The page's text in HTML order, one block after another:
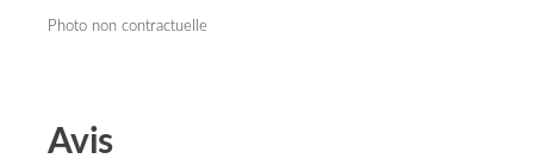
Photo non contractuelle
Avis